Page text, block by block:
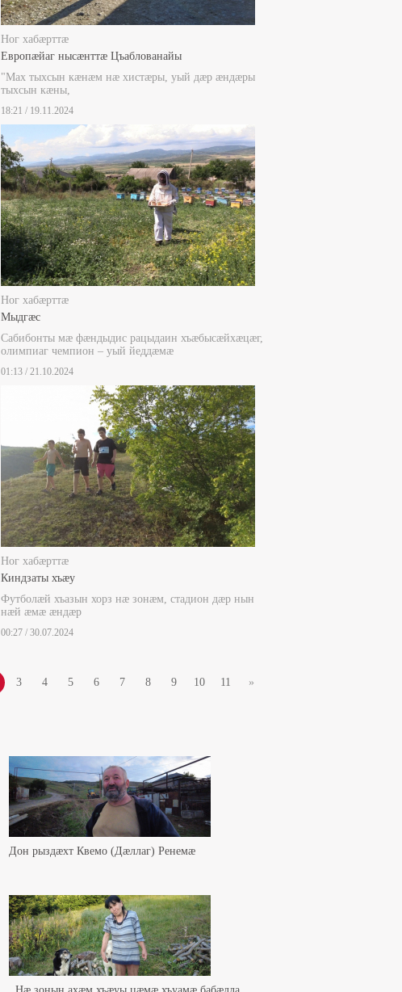
Ног хабæрттæ
Европæйаг нысæнттæ Цъаблованайы
"Мах тыхсын кæнæм нæ хистæры, уый дæр æндæры
тыхсын кæны,
18:21 / 19.11.2024
Ног хабæрттæ
Мыдгæс
Сабибонты мæ фæндыдис рацыдаин хъæбысæйхæцæг,
олимпиаг чемпион – уый йеддæмæ
01:13 / 21.10.2024
Ног хабæрттæ
Киндзаты хъæу
Футболæй хъазын хорз нæ зонæм, стадион дæр нын
нæй æмæ æндæр
00:27 / 30.07.2024
3 4 5 6 7 8 9 10 11 »
Дон рыздæхт Квемо (Дæллаг) Ренемæ